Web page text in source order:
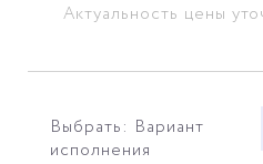
Актуальность цены
Выбрать: Вариант
исполнения